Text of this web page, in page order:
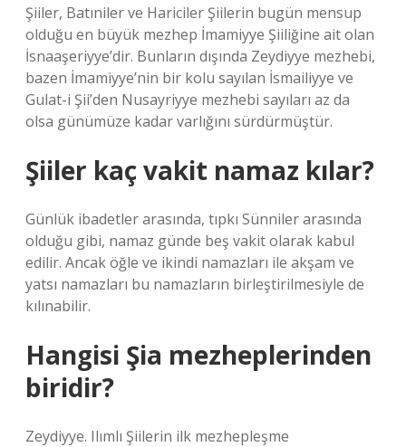
Şiiler, Batıniler ve Hariciler Şiilerin bugün mensup
olduğu en büyük mezhep İmamiyye Şiiliğine ait olan
İsnaaşeriyye’dir. Bunların dışında Zeydiyye mezhebi,
bazen İmamiyye’nin bir kolu sayılan İsmailiyye ve
Gulat-i Şii’den Nusayriyye mezhebi sayıları az da
olsa günümüze kadar varlığını sürdürmüştür.
Şiiler kaç vakit namaz kılar?
Günlük ibadetler arasında, tıpkı Sünniler arasında
olduğu gibi, namaz günde beş vakit olarak kabul
edilir. Ancak öğle ve ikindi namazları ile akşam ve
yatsı namazları bu namazların birleştirilmesiyle de
kılınabilir.
Hangisi Şia mezheplerinden
biridir?
Zeydiyye. Ilımlı Şiilerin ilk mezhepleşme